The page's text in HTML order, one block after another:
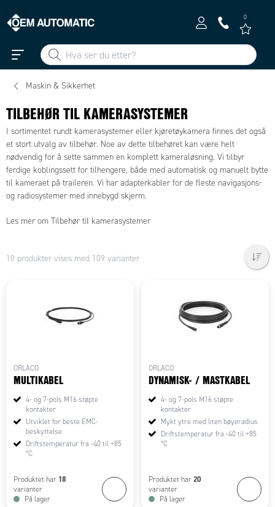
0
Maskin & Sikkerhet
TILBEHØR TIL KAMERASYSTEMER
I sortimentet rundt kamerasystemer eller kjøretøykamera finnes det også
et stort utvalg av tilbehør. Noe av dette tilbehøret kan være helt
nødvendig for å sette sammen en komplett kameraløsning. Vi tilbyr
ferdige koblingssett for tilhengere, både med automatisk og manuelt bytte
til kameraet på traileren. Vi har adapterkabler for de fleste navigasjons-
og radiosystemer med innebygd skjerm.
Les mer om Tilbehør til kamerasystemer
10 produkter vises med 109 varianter
ORLACO
MULTIKABEL
4- og 7-pols M16 støpte
kontakter
Utviklet for beste EMC-
beskyttelse
Driftstemperatur fra -40 til +85
°C
Produktet har 18
varianter
På lager
ORLACO
DYNAMISK- / MASTKABEL
4- og 7-pols M16 støpte
kontakter
Mykt ytre med liten bøyeradius
Driftstemperatur fra -40 til +85
°C
Produktet har 20
varianter
På lager